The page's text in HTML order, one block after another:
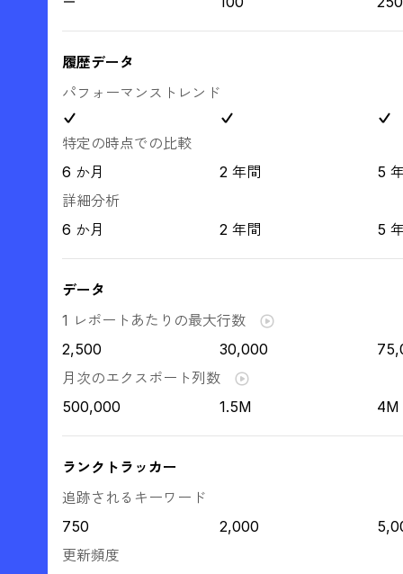
履歴データ
パフォーマンストレンド
特定の時点での比較
6 か月
2 年間
5
詳細分析
6 か月
2 年間 5
データ
1 レポートあたりの最大行数
2,500
30,000
月次のエクスポート列数
500,000
1.5M 4M
ランクトラッカー
追跡されるキーワード
750
2,000
更新頻度